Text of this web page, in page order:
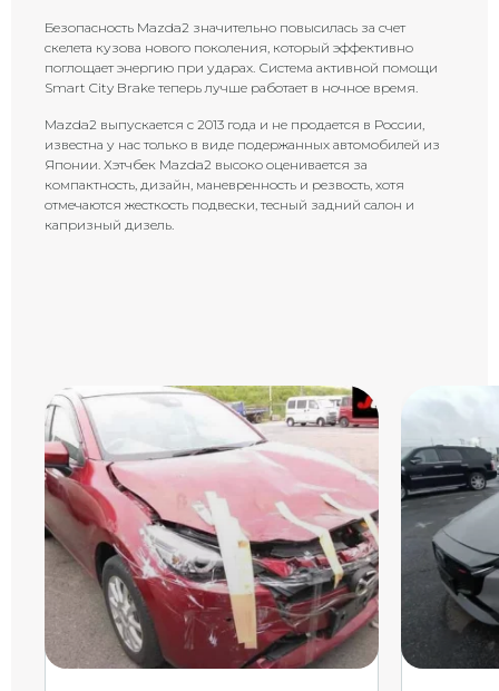
Безопасность Mazda2 значительно повысилась за счет
скелета кузова нового поколения, который эффективно
поглощает энергию при ударах. Система активной помощи
Smart City Brake теперь лучше работает в ночное время.
Mazda2 выпускается с 2013 года и не продается в России,
известна у нас только в виде подержанных автомобилей из
Японии. Хэтчбек Mazda2 высоко оценивается за
компактность, дизайн, маневренность и резвость, хотя
отмечаются жесткость подвески, тесный задний салон и
капризный дизель.